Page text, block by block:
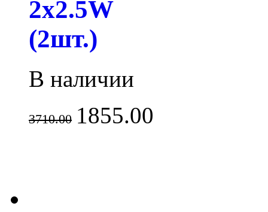
2x2.5W
(2шт.)
В наличии
3710.00 1855.00